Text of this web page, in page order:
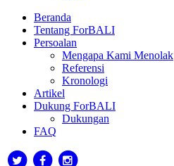
Beranda
Tentang ForBALI
Persoalan
Mengapa Kami Menolak
Referensi
Kronologi
Artikel
Dukung ForBALI
Dukungan
FAQ